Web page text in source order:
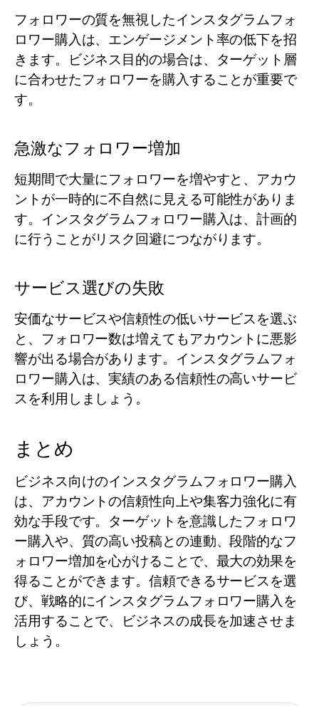
フォロワーの質を無視したインスタグラムフォ
ロワー購入は、エンゲージメント率の低下を招
きます。ビジネス目的の場合は、ターゲット層
に合わせたフォロワーを購入することが重要で
す。
急激なフォロワー増加
短期間で大量にフォロワーを増やすと、アカウ
ントが一時的に不自然に見える可能性がありま
す。インスタグラムフォロワー購入は、計画的
に行うことがリスク回避につながります。
サービス選びの失敗
安価なサービスや信頼性の低いサービスを選ぶ
と、フォロワー数は増えてもアカウントに悪影
響が出る場合があります。インスタグラムフォ
ロワー購入は、実績のある信頼性の高いサービ
スを利用しましょう。
まとめ
ビジネス向けのインスタグラムフォロワー購入
は、アカウントの信頼性向上や集客力強化に有
効な手段です。ターゲットを意識したフォロワ
ー購入や、質の高い投稿との連動、段階的なフ
ォロワー増加を心がけることで、最大の効果を
得ることができます。信頼できるサービスを選
び、戦略的にインスタグラムフォロワー購入を
活用することで、ビジネスの成長を加速させま
しょう。